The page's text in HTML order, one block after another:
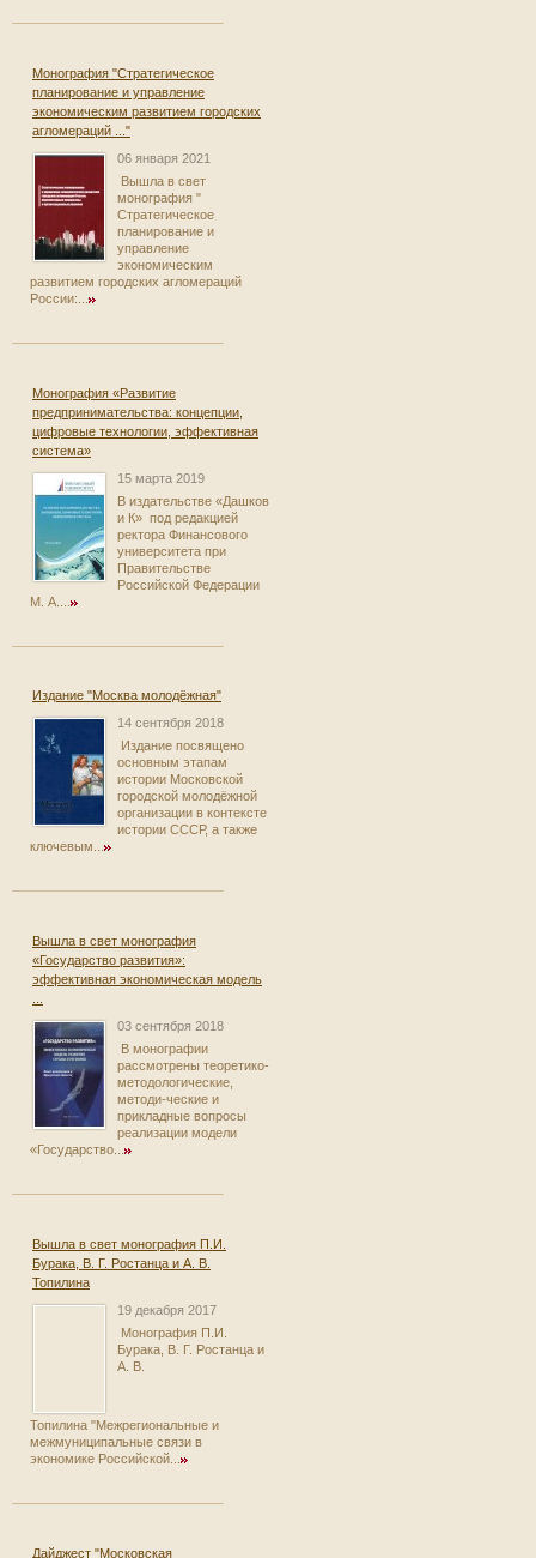
Монография "Стратегическое
планирование и управление
экономическим развитием городских
агломераций ..."
06 января 2021
Вышла в свет
монография "
Стратегическое
планирование и
управление
экономическим
развитием городских агломераций
России:...
Монография «Развитие
предпринимательства: концепции,
цифровые технологии, эффективная
система»
15 марта 2019
В издательстве «Дашков
и К» под редакцией
ректора Финансового
университета при
Правительстве
Российской Федерации
М. А....
Издание "Москва молодёжная"
14 сентября 2018
Издание посвящено
основным этапам
истории Московской
городской молодёжной
организации в контексте
истории СССР, а также
ключевым...
Вышла в свет монография
«Государство развития»:
эффективная экономическая модель
03 сентября 2018
В монографии
рассмотрены теоретико-
методологические,
методи-ческие и
прикладные вопросы
реализации модели
«Государство...
Вышла в свет монография П.И.
Бурака, В. Г. Ростанца и А. В.
Топилина
19 декабря 2017
Монография П.И.
Бурака, В. Г. Ростанца и
А. В.
Топилина "Межрегиональные и
межмуниципальные связи в
экономике Российской...
Дайджест "Московская